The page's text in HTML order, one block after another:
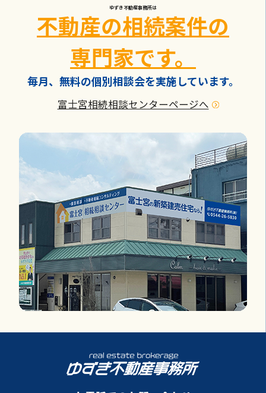
ゆずき不動産事務所は
不動産の相続案件の
専門家です。
毎月、無料の個別相談会を実施しています。
富士宮相続相談センターページへ